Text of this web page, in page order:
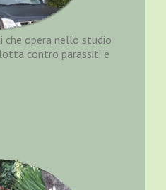
opera nello studio
contro parassiti e